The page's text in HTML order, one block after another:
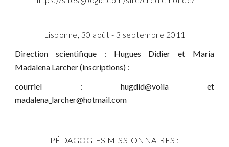
Lisbonne, 30 août - 3 septembre 2011
Direction scientifique : Hugues Didier et Maria
Madalena Larcher (inscriptions) :
courriel : hugdid@voila et
madalena_larcher@hotmail.com
PÉDAGOGIES MISSIONNAIRES :